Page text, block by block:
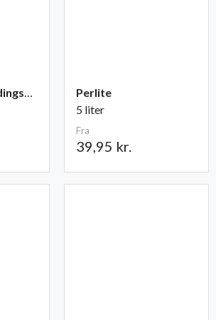
Plugsæt m/vandingsmåtte 84 celler
Perlite
5 liter
Fra
39,95 kr.